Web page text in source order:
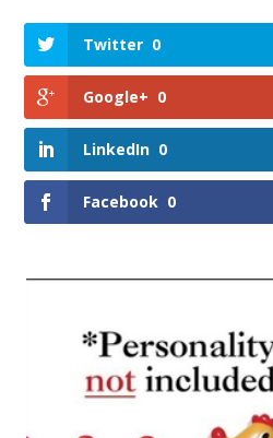
Twitter 0
Google+ 0
LinkedIn 0
Facebook 0